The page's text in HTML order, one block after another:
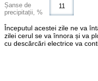
Șanse de
precipitații, %
11
Începutul acestei zile ne va
zilei cerul se va înnora și va
cu descărcări electrice va